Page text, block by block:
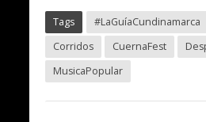
Tags #LaGuíaCundinamarca
Corridos
CuernaFest
MusicaPopular